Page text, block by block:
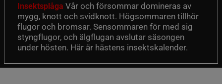
Insektsplåga Vår och försommar domineras av
mygg, knott och svidknott. Högsommaren tillhör
flugor och bromsar. Sensommaren för med sig
styngflugor, och älgflugan avslutar säsongen
under hösten. Här är hästens insektskalender.